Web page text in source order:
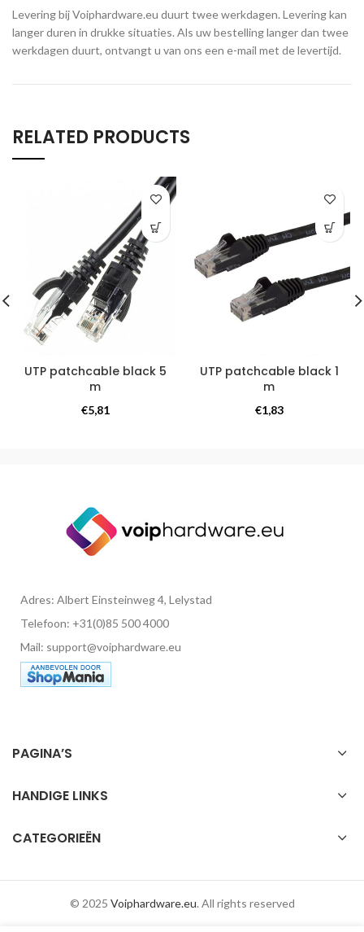
Levering bij Voiphardware.eu duurt twee werkdagen. Levering kan
langer duren in drukke situaties. Als uw bestelling langer dan twee
werkdagen duurt, ontvangt u van ons een e-mail met de levertijd.
RELATED PRODUCTS
UTP patchcable black 5
m
Kabels
€5,81
UTP patchcable black 1
m
Kabels
€1,83
Adres: Albert Einsteinweg 4, Lelystad
Telefoon: +31(0)85 500 4000
Mail: support@voiphardware.eu
PAGINA’S
HANDIGE LINKS
CATEGORIEËN
© 2025 Voiphardware.eu. All rights reserved